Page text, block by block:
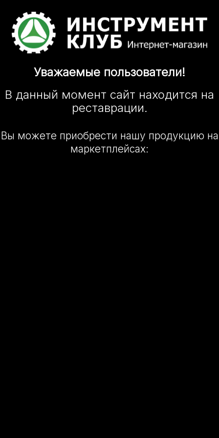
Уважаемые пользователи!
В данный момент сайт находится на
реставрации.
Вы можете приобрести нашу продукцию на
маркетплейсах: